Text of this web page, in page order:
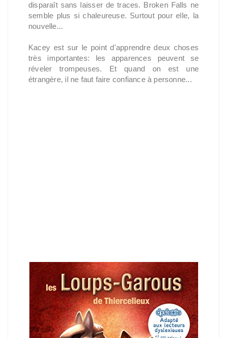
disparaît sans laisser de traces. Broken Falls ne
semble plus si chaleureuse. Surtout pour elle, la
nouvelle...
Kacey est sur le point d'apprendre deux choses
très importantes: les apparences peuvent se
réveler trompeuses. Et quand on est une
étrangère, il ne faut faire confiance à personne...